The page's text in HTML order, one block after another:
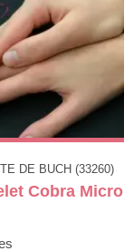
DE BUCH (33260)
Cobra Micro